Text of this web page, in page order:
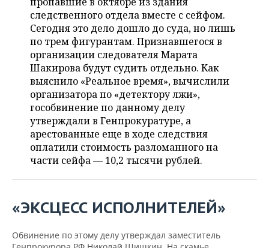
ВОЛЕЙБОЛ
КИБЕРСПОРТ
ФИГУРНОЕ КАТАНИЕ
ВОДНЫЕ ВИДЫ СПОРТА
ХОККЕЙ С МЯЧОМ
ИСТОРИЯ
КУЛЬТУРА
МЕДИЦИНА
ОБРАЗОВАНИЕ
ПРОИСШЕСТВИЯ
СПИСОК ПЕРСОН
СПИСОК КОМПАНИЙ
ПОЛНАЯ ВЕРСИЯ
следственного отдела вместе с сейфом.
Сегодня это дело дошло до суда, но лишь
по трем фигурантам. Признавшегося в
организации следователя Марата
Шакирова будут судить отдельно. Как
выяснило «Реальное время», вычислили
организатора по «детектору лжи»,
гособвинение по данному делу
утверждали в Генпрокуратуре, а
арестованные еще в ходе следствия
оплатили стоимость разломанного на
части сейфа — 10,2 тысячи рублей.
«ЭКСЦЕСС ИСПОЛНИТЕЛЕЙ»
Обвинение по этому делу утверждал заместитель